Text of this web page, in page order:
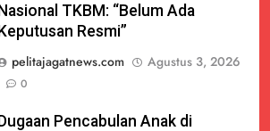
TKBM: “Belum Ada
Resmi”
pelitajagatnews.com
Agustus 3, 2026
0
Pencabulan Anak di